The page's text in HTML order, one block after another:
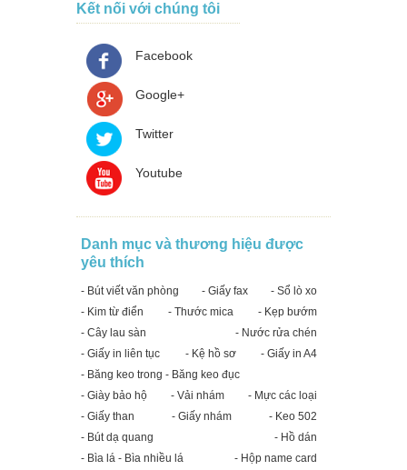
Kết nối với chúng tôi
Facebook
Google+
Twitter
Youtube
Danh mục và thương hiệu được
yêu thích
- Bút viết văn phòng - Giấy fax
- Sổ lò xo
- Kim từ điển
- Thước mica
- Kẹp bướm
- Cây lau sàn
- Nước rửa chén
- Giấy in liên tục
- Kệ hồ sơ
- Giấy in A4
- Băng keo trong - Băng keo đục
- Giày bảo hộ
- Vải nhám
- Mực các loại
- Giấy than
- Giấy nhám
- Keo 502
- Bút dạ quang
- Hồ dán
- Bìa lá - Bìa nhiều lá
- Hộp name card